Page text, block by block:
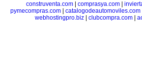
construventa.com| comprasya.com|
pymecompras.com| catalogodeautomoviles.com
webhostingpro.biz| clubcompra.com|